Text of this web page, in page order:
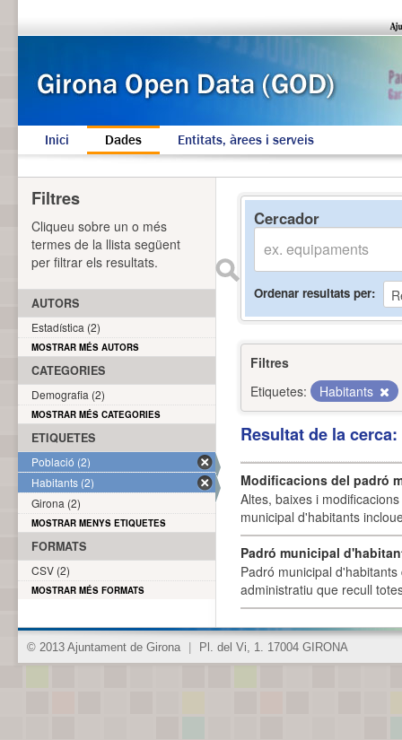
Inici Dades Entitats, àrees i serveis
Cercador
Ordenar resultats per
Filtres
Etiquetes:
Habitants
Resultat de la
Modificacions del padró
Altes, baixes i
municipal d'habitants
Padró municipal
Padró municipal
administratiu que recull
Filtres
Cliqueu sobre un o més
termes de la llista següent
per filtrar els resultats.
AUTORS
Estadística (2)
MOSTRAR MÉS AUTORS
CATEGORIES
Demografia (2)
MOSTRAR MÉS CATEGORIES
ETIQUETES
Població (2)
Habitants (2)
Girona (2)
MOSTRAR MENYS ETIQUETES
FORMATS
CSV (2)
MOSTRAR MÉS FORMATS
© 2013 Ajuntament de Girona Pl. del Vi, 1. 17004 GIRONA